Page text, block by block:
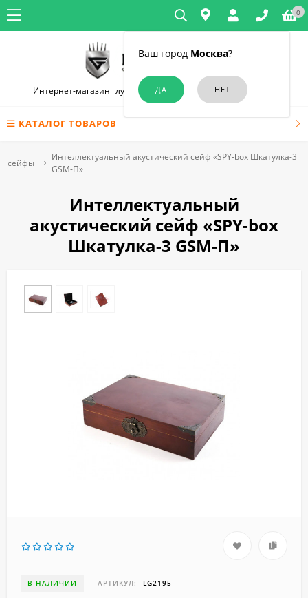
Ваш город Москва?
0
Интернет-магазин глушилок связи и диктофонов в Москве
КАТАЛОГ ТОВАРОВ
сейфы
Интеллектуальный акустический сейф «SPY-box Шкатулка-3
GSM-П»
Интеллектуальный
акустический сейф «SPY-box
Шкатулка-3 GSM-П»
В НАЛИЧИИ АРТИКУЛ: LG2195